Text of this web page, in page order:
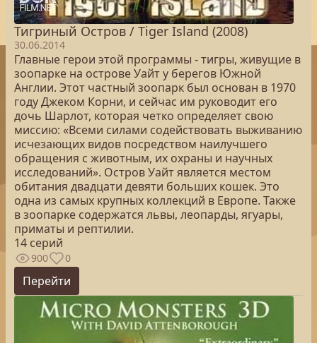
Тигриный Остров / Tiger Island (2008)
30.06.2014
Главные герои этой программы - тигры, живущие в
зоопарке на острове Уайт у берегов Южной
Англии. Этот частный зоопарк был основан в 1970
году Джеком Корни, и сейчас им руководит его
дочь Шарлот, которая четко определяет свою
миссию: «Всеми силами содействовать выживанию
исчезающих видов посредством наилучшего
обращения с животным, их охраны и научных
исследований». Остров Уайт является местом
обитания двадцати девяти больших кошек. Это
одна из самых крупных коллекций в Европе. Также
в зоопарке содержатся львы, леопарды, ягуары,
приматы и рептилии.
14 серий
900 0
Перейти